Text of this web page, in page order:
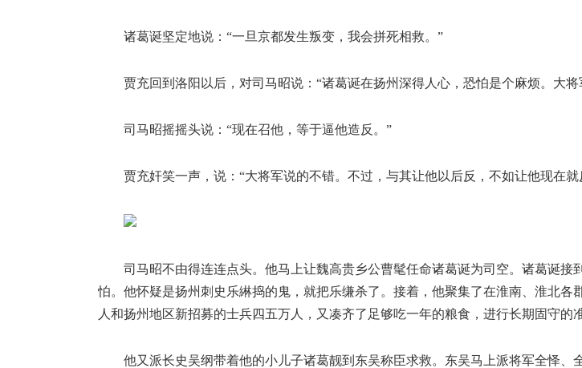
诸葛诞坚定地说：“一旦京都发生叛变，我会拼死相救。”
贾充回到洛阳以后，对司马昭说：“诸葛诞在扬州深得人心，恐怕是个麻烦。大
司马昭摇摇头说：“现在召他，等于逼他造反。”
贾充奸笑一声，说：“大将军说的不错。不过，与其让他以后反，不如让他现在就
司马昭不由得连连点头。他马上让魏高贵乡公曹髦任命诸葛诞为司空。诸葛诞接
怕。他怀疑是扬州刺史乐綝捣的鬼，就把乐缣杀了。接着，他聚集了在淮南、淮北各
人和扬州地区新招募的士兵四五万人，又凑齐了足够吃一年的粮食，进行长期固守的
他又派长史吴纲带着他的小儿子诸葛靓到东吴称臣求救。东吴马上派将军全怿、